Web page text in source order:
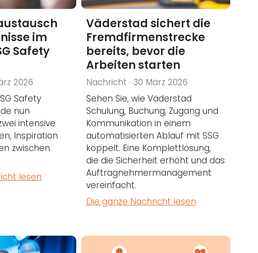
im
Safety
2026
Safety
nun
intensive
Inspiration
zwischen
lesen
Väderstad sichert die
Fremdfirmenstrecke
bereits, bevor die
Arbeiten starten
Nachricht · 30 März 2026
Sehen Sie, wie Väderstad
Schulung, Buchung, Zugang und
Kommunikation in einem
automatisierten Ablauf mit SSG
koppelt. Eine Komplettlösung,
die die Sicherheit erhöht und das
Auftragnehmermanagement
vereinfacht.
Die ganze Nachricht lesen